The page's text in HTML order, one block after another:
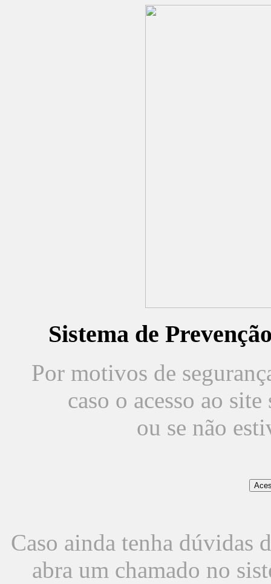
Sistema de
Por motivos de
caso o acesso ao
ou se não
Caso ainda tenha dúvidas
abra um chamado no